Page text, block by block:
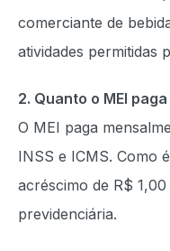
comerciante de
atividades permitidas
2. Quanto o MEI
O MEI paga
INSS e ICMS. Como
acréscimo de R$
previdenciária.